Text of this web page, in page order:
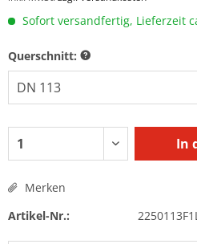
Sofort versandfertig, Lieferzeit
Querschnitt:
In
Merken
Artikel-Nr.: